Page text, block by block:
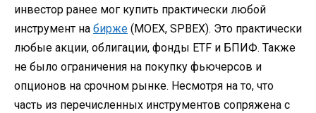
инвестор ранее мог купить практически любой
инструмент на бирже (MOEX, SPBEX). Это практически
любые акции, облигации, фонды ETF и БПИФ. Также
не было ограничения на покупку фьючерсов и
опционов на срочном рынке. Несмотря на то, что
часть из перечисленных инструментов сопряжена с